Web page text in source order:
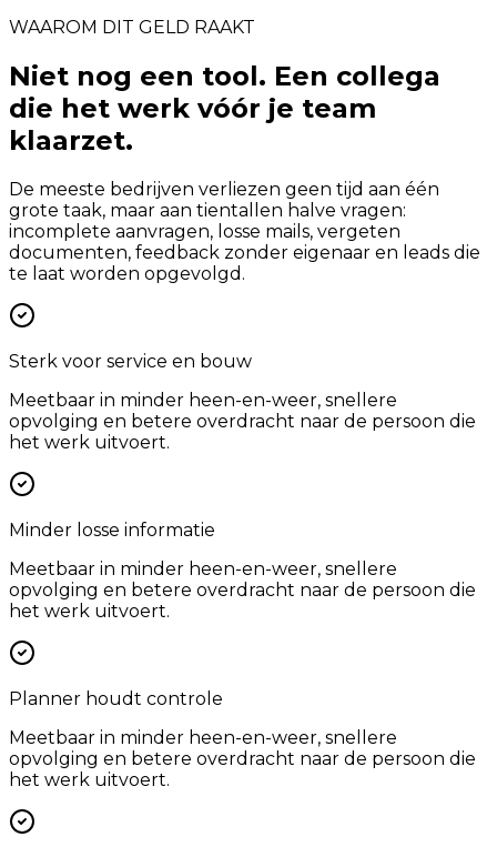
WAAROM DIT GELD RAAKT
Niet nog een tool. Een collega
die het werk vóór je team
klaarzet.
De meeste bedrijven verliezen geen tijd aan één
grote taak, maar aan tientallen halve vragen:
incomplete aanvragen, losse mails, vergeten
documenten, feedback zonder eigenaar en leads die
te laat worden opgevolgd.
Sterk voor service en bouw
Meetbaar in minder heen-en-weer, snellere
opvolging en betere overdracht naar de persoon die
het werk uitvoert.
Minder losse informatie
Meetbaar in minder heen-en-weer, snellere
opvolging en betere overdracht naar de persoon die
het werk uitvoert.
Planner houdt controle
Meetbaar in minder heen-en-weer, snellere
opvolging en betere overdracht naar de persoon die
het werk uitvoert.